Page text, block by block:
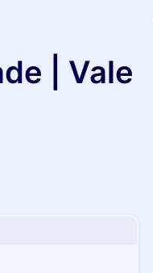
| Vale